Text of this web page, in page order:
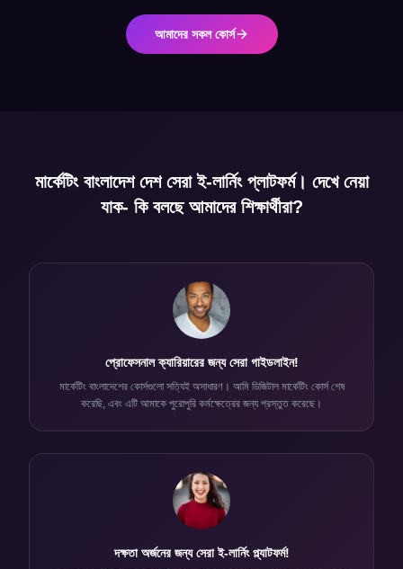
আমাদের সকল কোর্স
মার্কেটিং বাংলাদেশ দেশ সেরা ই-লার্নিং প্লাটফর্ম। দেখে নেয়া
যাক- কি বলছে আমাদের শিক্ষার্থীরা?
প্রোফেসনাল ক্যারিয়ারের জন্য সেরা গাইডলাইন!
মার্কেটিং বাংলাদেশের কোর্সগুলো সত্যিই অসাধারণ। আমি ডিজিটাল মার্কেটিং কোর্স শেষ
করেছি, এবং এটি আমাকে পুরোপুরি কর্মক্ষেত্রের জন্য প্রস্তুত করেছে।
দক্ষতা অর্জনের জন্য সেরা ই-লার্নিং প্ল্যাটফর্ম!